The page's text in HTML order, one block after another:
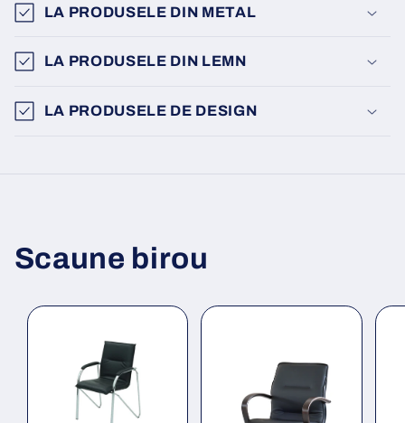
LA PRODUSELE DIN METAL
LA PRODUSELE DIN LEMN
LA PRODUSELE DE DESIGN
Scaune birou